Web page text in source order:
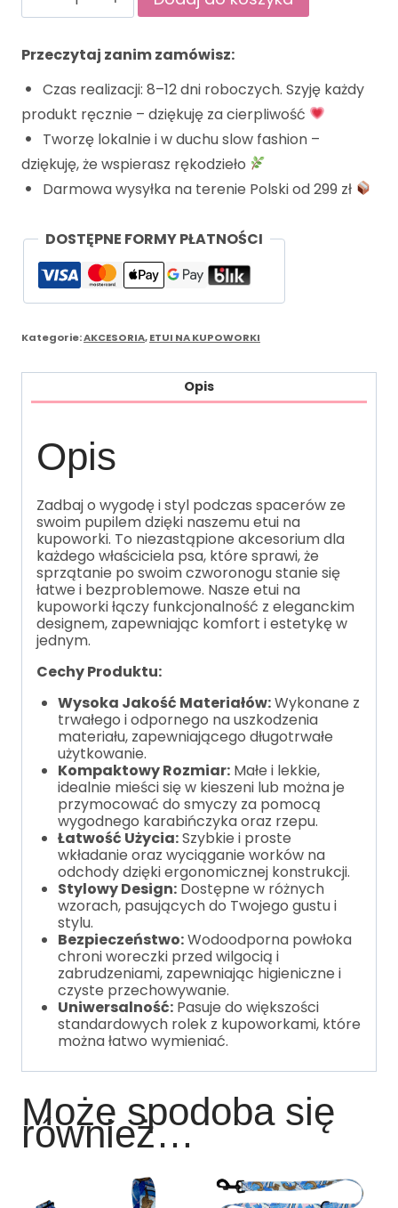
Przeczytaj zanim zamówisz:
Czas realizacji: 8–12 dni roboczych. Szyję każdy
produkt ręcznie – dziękuję za cierpliwość
Tworzę lokalnie i w duchu slow fashion –
dziękuję, że wspierasz rękodzieło
Darmowa wysyłka na terenie Polski od 299 zł
DOSTĘPNE FORMY PŁATNOŚCI
Kategorie:AKCESORIA,ETUI NA KUPOWORKI
Opis
Opis
Zadbaj o wygodę i styl podczas spacerów ze
swoim pupilem dzięki naszemu etui na
kupoworki. To niezastąpione akcesorium dla
każdego właściciela psa, które sprawi, że
sprzątanie po swoim czworonogu stanie się
łatwe i bezproblemowe. Nasze etui na
kupoworki łączy funkcjonalność z eleganckim
designem, zapewniając komfort i estetykę w
jednym.
Cechy Produktu:
Wysoka Jakość Materiałów:Wykonane z
trwałego i odpornego na uszkodzenia
materiału, zapewniającego długotrwałe
użytkowanie.
Kompaktowy Rozmiar: Małe i lekkie,
idealnie mieści się w kieszeni lub można je
przymocować do smyczy za pomocą
wygodnego karabińczyka oraz rzepu.
Łatwość Użycia:Szybkie i proste
wkładanie oraz wyciąganie worków na
odchody dzięki ergonomicznej konstrukcji.
Stylowy Design: Dostępne w różnych
wzorach, pasujących do Twojego gustu i
stylu.
Bezpieczeństwo:Wodoodporna powłoka
chroni woreczki przed wilgocią i
zabrudzeniami, zapewniając higieniczne i
czyste przechowywanie.
Uniwersalność: Pasuje do większości
standardowych rolek z kupoworkami, które
można łatwo wymieniać.
Może spodoba się
również…